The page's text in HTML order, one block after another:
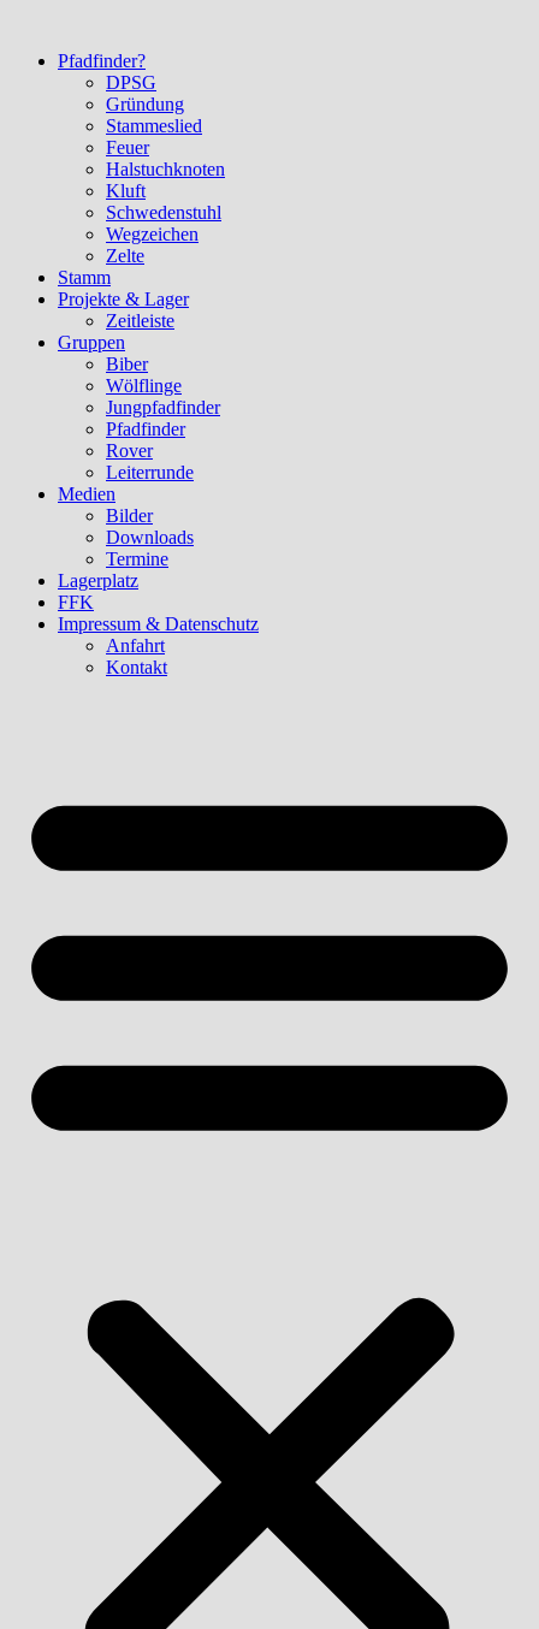
Pfadfinder?
DPSG
Gründung
Stammeslied
Feuer
Halstuchknoten
Kluft
Schwedenstuhl
Wegzeichen
Zelte
Stamm
Projekte & Lager
Zeitleiste
Gruppen
Biber
Wölflinge
Jungpfadfinder
Pfadfinder
Rover
Leiterrunde
Medien
Bilder
Downloads
Termine
Lagerplatz
FFK
Impressum & Datenschutz
Anfahrt
Kontakt